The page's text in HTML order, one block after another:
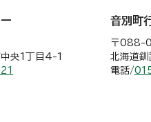
央1丁目4-1
音別町
〒088-
北海道
電話/